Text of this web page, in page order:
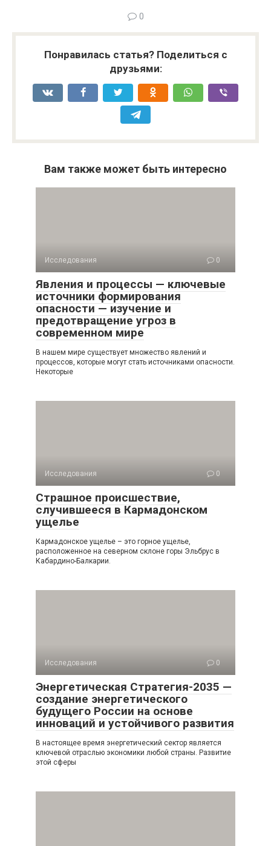
0
Понравилась статья? Поделиться с
друзьями:
Вам также может быть интересно
Исследования 0
Явления и процессы — ключевые
источники формирования
опасности — изучение и
предотвращение угроз в
современном мире
В нашем мире существует множество явлений и
процессов, которые могут стать источниками опасности.
Некоторые
Исследования 0
Страшное происшествие,
случившееся в Кармадонском
ущелье
Кармадонское ущелье – это горное ущелье,
расположенное на северном склоне горы Эльбрус в
Кабардино-Балкарии.
Исследования 0
Энергетическая Стратегия-2035 —
создание энергетического
будущего России на основе
инноваций и устойчивого развития
В настоящее время энергетический сектор является
ключевой отраслью экономики любой страны. Развитие
этой сферы